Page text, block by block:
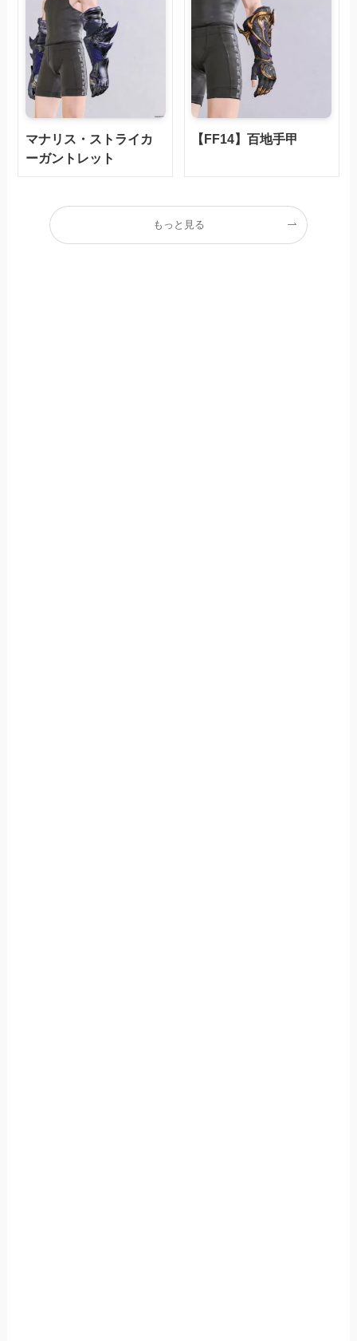
マナリス・ストライカ
ーガントレット
【FF14】百地手甲
もっと見る